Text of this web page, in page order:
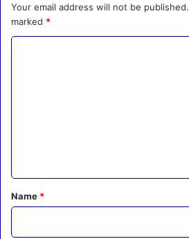
Your email address will not be published.
marked *
*
Name *